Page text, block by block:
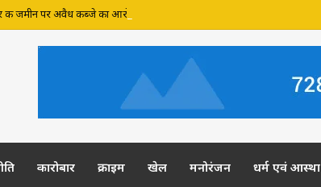
की जमीन पर अवैध कब्जे का आरोप, ग्रामीण कल डीएम-एसपी से करेंगे शिकायत
कारोबार क्राइम खेल मनोरंजन धर्म एवं आस्था